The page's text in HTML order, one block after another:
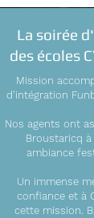
La soirée
des écoles
Mission
d'intégration
Nos agents ont
Broustaricq
ambiance
Un immense
confiance et à
cette mission.